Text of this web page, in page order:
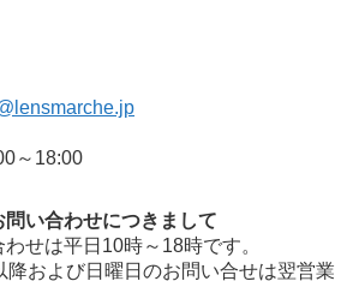
～18:00
い合わせにつきまして
せは平日10時～18時です。
降および日曜日のお問い合せは翌営業